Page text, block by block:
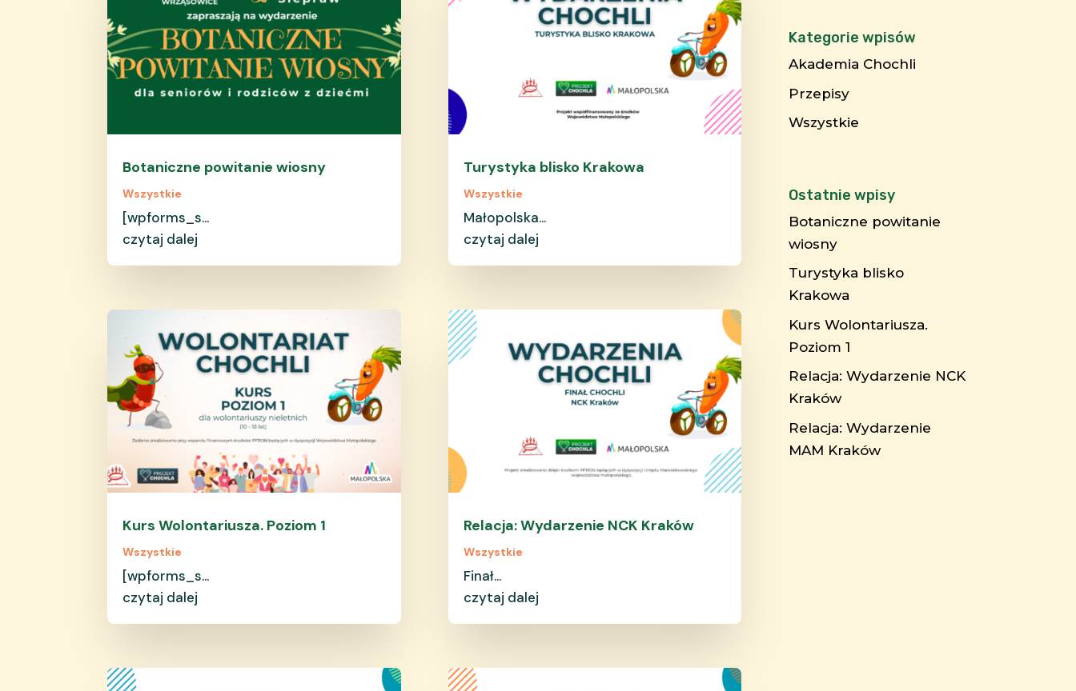
Botaniczne powitanie wiosny
Wszystkie
[wpforms_s...
czytaj dalej
Kurs Wolontariusza. Poziom 1
Wszystkie
[wpforms_s...
czytaj dalej
Turystyka blisko Krakowa
Wszystkie
Małopolska...
czytaj dalej
Relacja: Wydarzenie NCK Kraków
Wszystkie
Finał...
czytaj dalej
Kategorie wpisów
Akademia Chochli
Przepisy
Wszystkie
Ostatnie wpisy
Botaniczne powitanie
wiosny
Turystyka blisko
Krakowa
Kurs Wolontariusza.
Poziom 1
Relacja: Wydarzenie NCK
Kraków
Relacja: Wydarzenie
MAM Kraków